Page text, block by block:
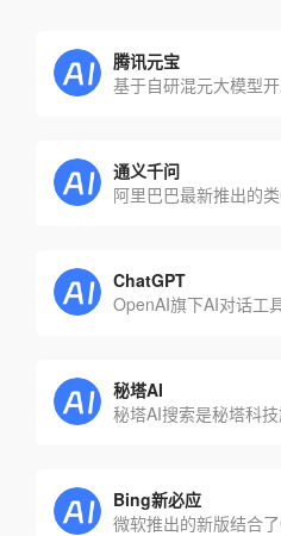
腾讯元宝
基于自研混元大模型
通义千问
ChatGPT
OpenAI旗下AI对话工
秘塔AI
Bing新必应
微软推出的新版结合